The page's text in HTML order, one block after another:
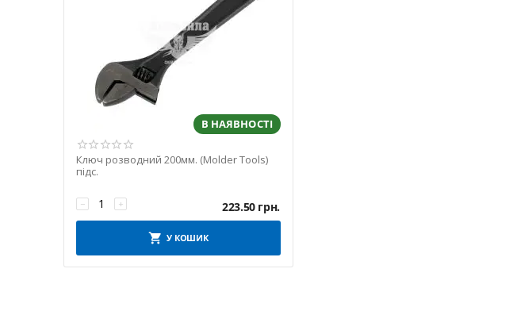
В НАЯВНОСТІ
Ключ розводний 200мм. (Molder Tools)
підс.
+
− 223.50 грн.
У КОШИК